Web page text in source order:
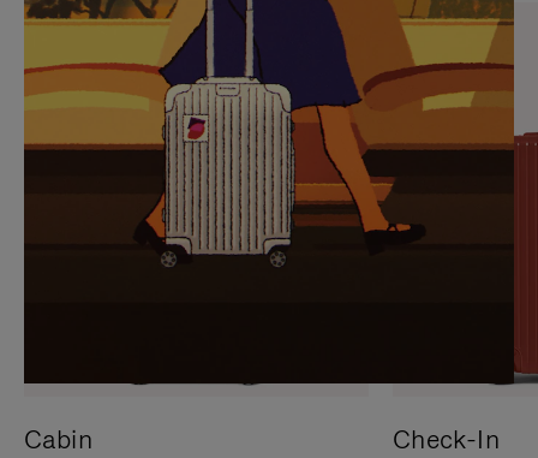
SUR
POUR
METTRE
PAUSE
VEUILLEZ
CLIQUER
POUR
RÉACTIVER
LE
SON
Cabin Check-In